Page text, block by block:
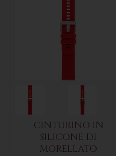
CINTURINO IN
SILICONE DI
MORELLATO